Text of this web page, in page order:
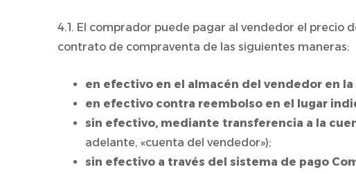
4.1. El comprador puede pagar al vendedor el precio
contrato de compraventa de las siguientes maneras:
en efectivo en el almacén del vendedor en la
en efectivo contra reembolso en el lugar
sin efectivo, mediante transferencia a la
adelante, «cuenta del vendedor»);
sin efectivo a través del sistema de pago